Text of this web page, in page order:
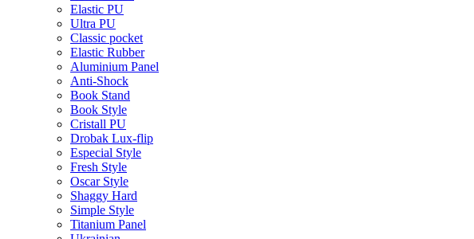
Elastic PU
Ultra PU
Classic pocket
Elastic Rubber
Aluminium Panel
Anti-Shock
Book Stand
Book Style
Cristall PU
Drobak Lux-flip
Especial Style
Fresh Style
Oscar Style
Shaggy Hard
Simple Style
Titanium Panel